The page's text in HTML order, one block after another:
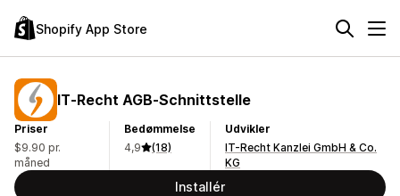
Shopify App Store
IT‑Recht AGB‑Schnittstelle
Priser
$9.90 pr.
måned
Bedømmelse
4,9
(18)
Udvikler
IT-Recht Kanzlei GmbH & Co.
KG
Installér